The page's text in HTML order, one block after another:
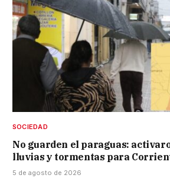
SOCIEDAD
No guarden el paraguas:
lluvias y tormentas para
5 de agosto de 2026